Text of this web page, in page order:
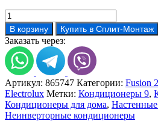
Количество
товара
Кондиционер
Electrolux
EACS-
09HF2/N3
В корзину Купить в Сплит-Монтаж
Заказать через:
Артикул: 865747 Категории: Fusion
Electrolux Метки: Кондиционеры 9,
Кондиционеры для дома,
Неинверторные кондиционеры